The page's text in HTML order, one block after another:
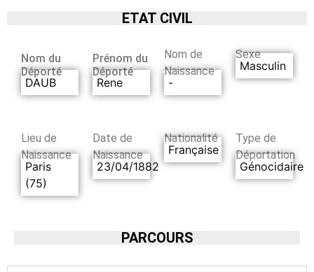
ETAT CIVIL
Nom du
Déporté
DAUB
Prénom du
Déporté
Rene
Nom de
Naissance
-
Sexe
Masculin
Lieu de
Naissance
Paris
(75)
Date de
Naissance
23/04/1882
Nationalité
Française
Type de
Déportation
Génocidaire
PARCOURS